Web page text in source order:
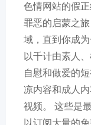
色情网站的假
罪恶的启蒙之
域，直到你成
以千计由素人
自慰和做爱的
凉内容和成人
视频。 这些是